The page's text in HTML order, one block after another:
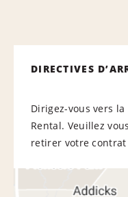
DIRECTIVES
Dirigez-vous vers
Rental. Veuillez
retirer votre